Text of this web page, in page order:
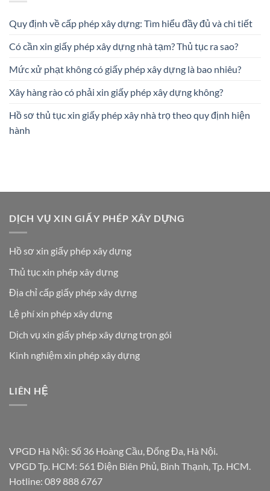
Quy định về cấp phép xây dựng: Tìm hiểu đầy đủ và chi tiết
Có cần xin giấy phép xây dựng nhà tạm? Thủ tục ra sao?
Mức xử phạt không có giấy phép xây dựng là bao nhiêu?
Xây hàng rào có phải xin giấy phép xây dựng không?
Hồ sơ thủ tục xin giấy phép xây nhà trọ theo quy định hiện
hành
DỊCH VỤ XIN GIẤY PHÉP XÂY DỰNG
Hồ sơ xin giấy phép xây dựng
Thủ tục xin phép xây dựng
Địa chỉ cấp giấy phép xây dựng
Lệ phí xin phép xây dựng
Dịch vụ xin giấy phép xây dựng trọn gói
Kinh nghiệm xin phép xây dựng
LIÊN HỆ
VPGD Hà Nội: Số 36 Hoàng Cầu, Đống Đa, Hà Nội.
VPGD Tp. HCM: 561 Điện Biên Phủ, Bình Thạnh, Tp. HCM.
Hotline: 089 888 6767